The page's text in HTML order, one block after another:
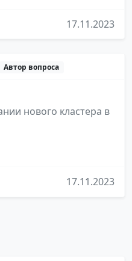
17.11.2023
Автор вопроса
нового кластера в
17.11.2023